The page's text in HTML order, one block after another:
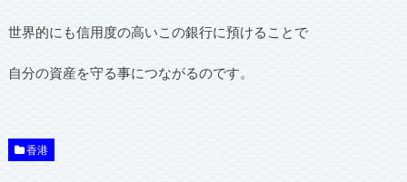
世界的にも信用度の高いこの銀行に預けることで
自分の資産を守る事につながるのです。
香港